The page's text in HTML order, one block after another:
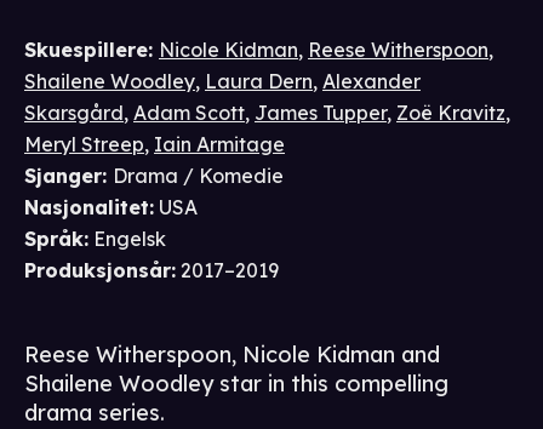
Skuespillere: Nicole Kidman, Reese Witherspoon,
Shailene Woodley, Laura Dern, Alexander
Skarsgård, Adam Scott, James Tupper, Zoë Kravitz,
Meryl Streep, Iain Armitage
Sjanger: Drama / Komedie
Nasjonalitet: USA
Språk: Engelsk
Produksjonsår: 2017–2019
Reese Witherspoon, Nicole Kidman and
Shailene Woodley star in this compelling
drama series.